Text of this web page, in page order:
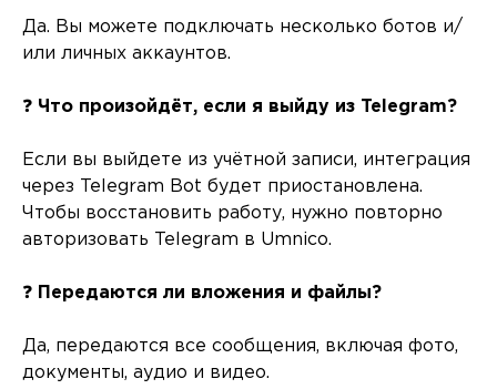
Да. Вы можете подключать несколько ботов и/
или личных аккаунтов.
❓ Что произойдёт, если я выйду из Telegram?
Если вы выйдете из учётной записи, интеграция
через Telegram Bot будет приостановлена.
Чтобы восстановить работу, нужно повторно
авторизовать Telegram в Umnico.
❓ Передаются ли вложения и файлы?
Да, передаются все сообщения, включая фото,
документы, аудио и видео.